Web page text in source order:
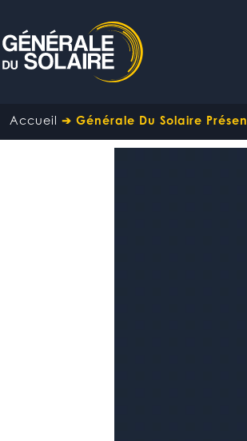
Accueil ➔ Générale Du Solaire